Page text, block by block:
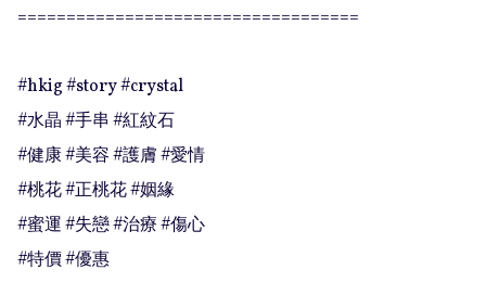
===================================
#hkig #story #crystal
#水晶 #手串 #紅紋石
#健康 #美容 #護膚 #愛情
#桃花 #正桃花 #姻緣
#蜜運 #失戀 #治療 #傷心
#特價 #優惠